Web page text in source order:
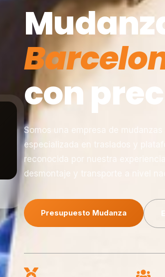
con
Somos una empresa de mudanzas
especializada en traslados y
reconocida por nuestra
desmontaje y transporte a nivel
Presupuesto Mudanza